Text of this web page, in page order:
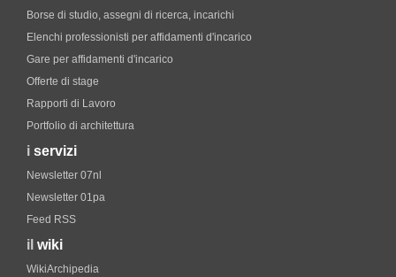
Borse di studio, assegni di ricerca, incarichi
Elenchi professionisti per affidamenti d'incarico
Gare per affidamenti d'incarico
Offerte di stage
Rapporti di Lavoro
Portfolio di architettura
i servizi
Newsletter 07nl
Newsletter 01pa
Feed RSS
il wiki
WikiArchipedia